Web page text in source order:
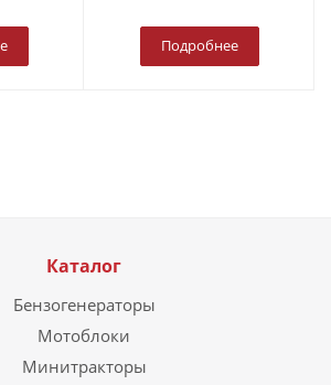
Подробнее
Каталог
Бензогенераторы
Мотоблоки
Минитракторы